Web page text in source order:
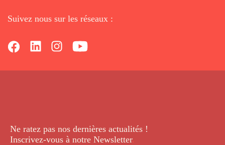
Suivez nous sur les réseaux :
Ne ratez pas nos dernières actualités !
Inscrivez-vous à notre Newsletter.